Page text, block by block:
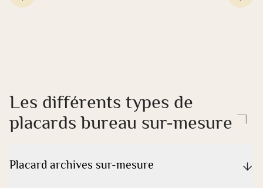
Les différents types de
placards bureau sur-mesure
Placard archives sur-mesure